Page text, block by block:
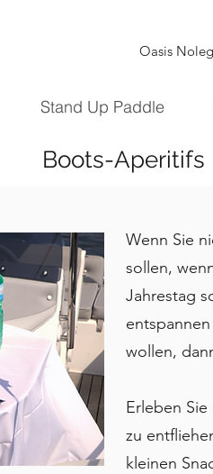
Oasis
Stand Up Paddle
Boots-Aperitifs
Wenn Sie
sollen,
Jahrestag
wollen,
Erleben
zu
kleinen